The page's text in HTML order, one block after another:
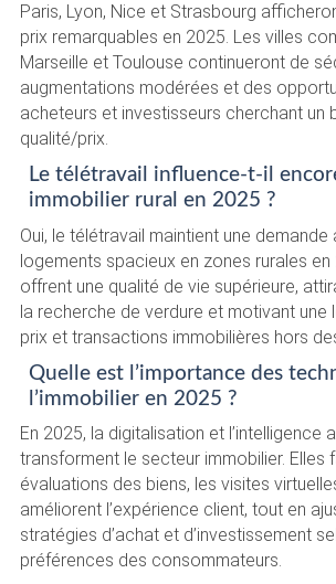
Paris, Lyon, Nice et Strasbourg
prix remarquables en 2025. Les villes
Marseille et Toulouse continueront de
augmentations modérées et des
acheteurs et investisseurs cherchant un
qualité/prix.
Le télétravail influence-t-il
immobilier rural en 2025 ?
Oui, le télétravail maintient une
logements spacieux en zones rurales en
offrent une qualité de vie supérieure,
la recherche de verdure et motivant une
prix et transactions immobilières hors
Quelle est l’importance des
l’immobilier en 2025 ?
En 2025, la digitalisation et l’intelligence
transforment le secteur immobilier. Elles
évaluations des biens, les visites
améliorent l’expérience client, tout en
stratégies d’achat et d’investissement
préférences des consommateurs.